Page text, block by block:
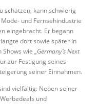
schätzen, kann schwierig
und Fernsehindustrie
eingebracht. Er begann
dort sowie später in
wie „Germany’s Next
zur Festigung seines
seiner Einnahmen.
vielfältig: Neben seiner
und